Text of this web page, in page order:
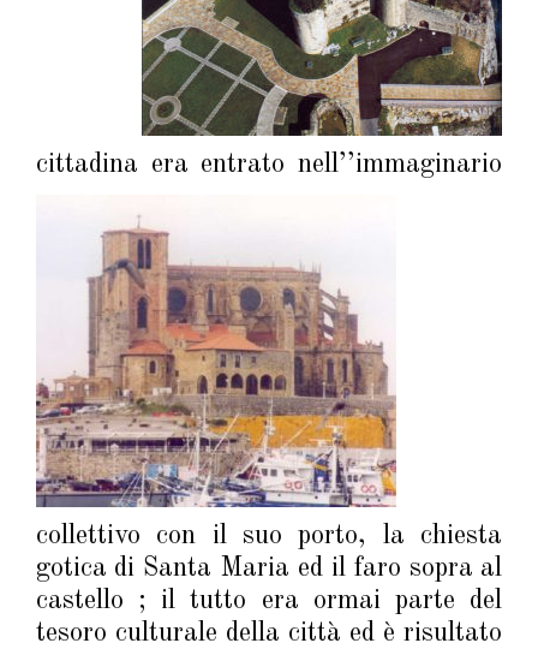
cittadina era entrato nell’’immaginario
collettivo con il suo porto, la chiesta
gotica di Santa Maria ed il faro sopra al
castello ; il tutto era ormai parte del
tesoro culturale della città ed è risultato